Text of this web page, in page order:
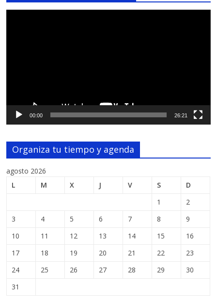
00:00 26:21
Organiza tu tiempo y agenda
agosto 2026
L
M X J V S
D
1
2
3
4 5 6 7 8
9
10
11 12 13 14 15
16
17
18 19 20 21 22
23
24
25 26 27 28 29
30
31